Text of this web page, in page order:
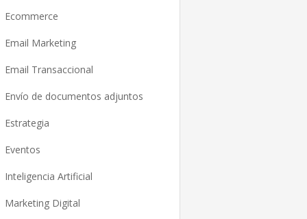
Ecommerce
Email Marketing
Email Transaccional
Envío de documentos adjuntos
Estrategia
Eventos
Inteligencia Artificial
Marketing Digital